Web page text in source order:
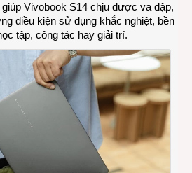
Vivobook S14 chịu được va đập,
điều kiện sử dụng khắc nghiệt, bền
tập, công tác hay giải trí.